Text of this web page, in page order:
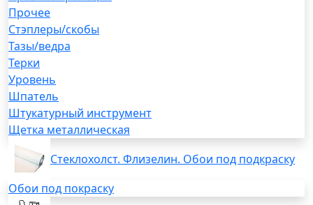
Прочее
Стэплеры/скобы
Тазы/ведра
Терки
Уровень
Шпатель
Штукатурный инструмент
Щетка металлическая
Стеклохолст. Флизелин. Обои под подкраску
Обои под покраску